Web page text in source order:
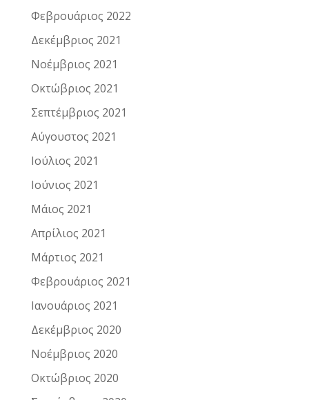
Φεβρουάριος 2022
Δεκέμβριος 2021
Νοέμβριος 2021
Οκτώβριος 2021
Σεπτέμβριος 2021
Αύγουστος 2021
Ιούλιος 2021
Ιούνιος 2021
Μάιος 2021
Απρίλιος 2021
Μάρτιος 2021
Φεβρουάριος 2021
Ιανουάριος 2021
Δεκέμβριος 2020
Νοέμβριος 2020
Οκτώβριος 2020